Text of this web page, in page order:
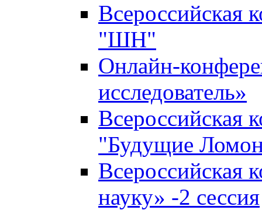
"ШН"
Онлайн-
исследователь»
Всероссийская
"Будущие
Всероссийская
науку» -2 сессия